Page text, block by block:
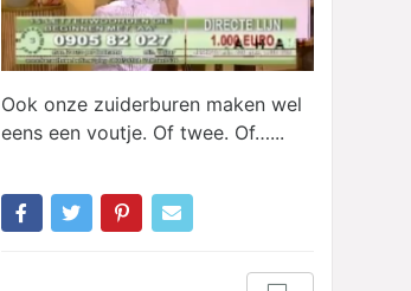
Ook onze zuiderburen maken wel
eens een voutje. Of twee. Of…...